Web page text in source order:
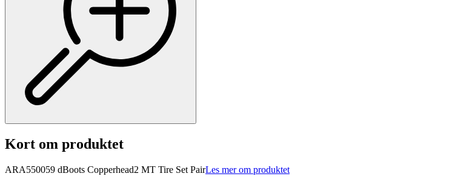
Kort om produktet
ARA550059 dBoots Copperhead2 MT Tire Set PairLes mer om produktet